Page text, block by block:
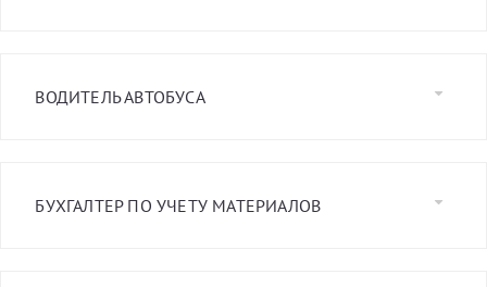
ВОДИТЕЛЬ АВТОБУСА
БУХГАЛТЕР ПО УЧЕТУ МАТЕРИАЛОВ